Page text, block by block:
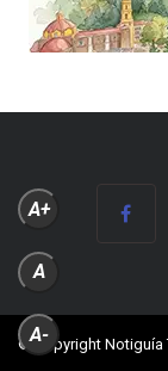
© Copyright Notiguía
A+
A
A-